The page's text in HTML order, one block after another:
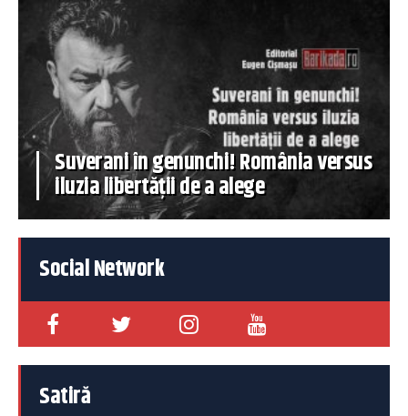
Suverani în genunchi! România versus
iluzia libertății de a alege
Social Network
Satiră